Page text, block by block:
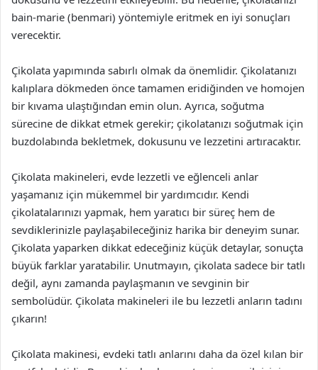
bain-marie (benmari) yöntemiyle eritmek en iyi sonuçları
verecektir.
Çikolata yapımında sabırlı olmak da önemlidir. Çikolatanızı
kalıplara dökmeden önce tamamen eridiğinden ve homojen
bir kıvama ulaştığından emin olun. Ayrıca, soğutma
sürecine de dikkat etmek gerekir; çikolatanızı soğutmak için
buzdolabında bekletmek, dokusunu ve lezzetini artıracaktır.
Çikolata makineleri, evde lezzetli ve eğlenceli anlar
yaşamanız için mükemmel bir yardımcıdır. Kendi
çikolatalarınızı yapmak, hem yaratıcı bir süreç hem de
sevdiklerinizle paylaşabileceğiniz harika bir deneyim sunar.
Çikolata yaparken dikkat edeceğiniz küçük detaylar, sonuçta
büyük farklar yaratabilir. Unutmayın, çikolata sadece bir tatlı
değil, aynı zamanda paylaşmanın ve sevginin bir
sembolüdür. Çikolata makineleri ile bu lezzetli anların tadını
çıkarın!
Çikolata makinesi, evdeki tatlı anlarını daha da özel kılan bir